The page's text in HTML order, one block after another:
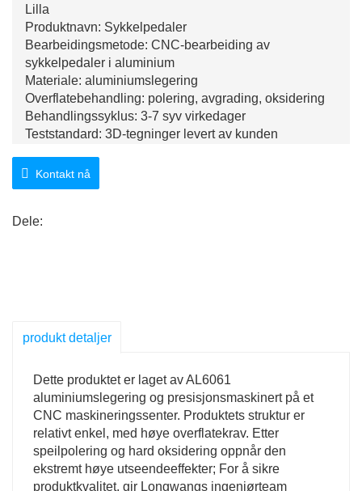
Lilla
Produktnavn: Sykkelpedaler
Bearbeidingsmetode: CNC-bearbeiding av
sykkelpedaler i aluminium
Materiale: aluminiumslegering
Overflatebehandling: polering, avgrading, oksidering
Behandlingssyklus: 3-7 syv virkedager
Teststandard: 3D-tegninger levert av kunden
Produktegenskaper: glatt overflate, høyglans og fin
utførelse
Kontakt nå
Dele:
produkt detaljer
Dette produktet er laget av AL6061
aluminiumslegering og presisjonsmaskinert på et
CNC maskineringssenter. Produktets struktur er
relativt enkel, med høye overflatekrav. Etter
speilpolering og hard oksidering oppnår den
ekstremt høye utseendeeffekter; For å sikre
produktkvalitet, gir Longwangs ingeniørteam